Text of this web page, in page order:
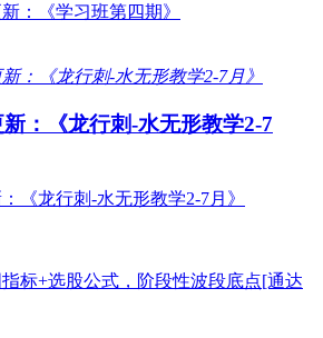
：《学习班第四期》
新：《龙行刺-水无形教学2-7
《龙行刺-水无形教学2-7月》